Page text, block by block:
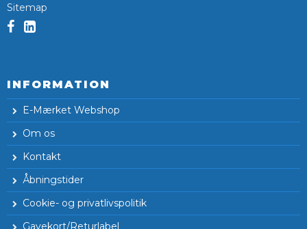
Sitemap
INFORMATION
E-Mærket Webshop
Om os
Kontakt
Åbningstider
Cookie- og privatlivspolitik
Gavekort/Returlabel